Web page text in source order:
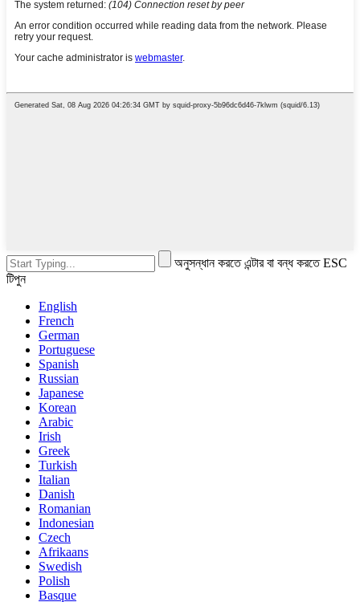
অনুসন্ধান করতে এন্টার বা বন্ধ করতে ESC
টিপুন
English
French
German
Portuguese
Spanish
Russian
Japanese
Korean
Arabic
Irish
Greek
Turkish
Italian
Danish
Romanian
Indonesian
Czech
Afrikaans
Swedish
Polish
Basque